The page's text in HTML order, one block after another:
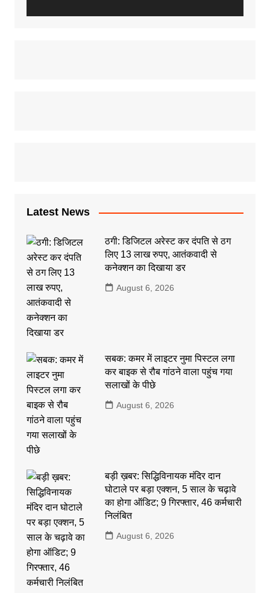
Latest News
ठगी: डिजिटल अरेस्ट कर दंपति से ठग
लिए 13 लाख रुपए, आतंकवादी से
कनेक्शन का दिखाया डर
August 6, 2026
सबक: कमर में लाइटर नुमा पिस्टल लगा
कर बाइक से रौब गांठने वाला पहुंच गया
सलाखों के पीछे
August 6, 2026
बड़ी ख़बर: सिद्धिविनायक मंदिर दान
घोटाले पर बड़ा एक्शन, 5 साल के चढ़ावे
का होगा ऑडिट; 9 गिरफ्तार, 46 कर्मचारी
निलंबित
August 6, 2026